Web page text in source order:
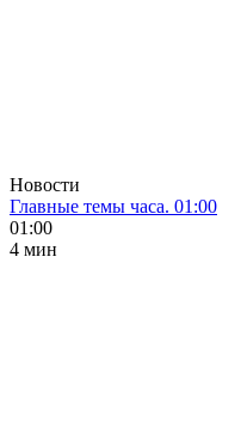
Новости
Главные темы часа. 01:00
01:00
4 мин